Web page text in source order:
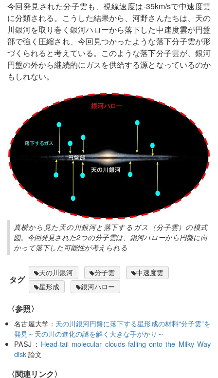
今回発見された分子雲も、視線速度は-35km/sで中速度雲
に分類される。こうした結果から、河野さんたちは、天の
川銀河を取り巻く銀河ハローから落下した中速度雲が円盤
部で強く圧縮され、今回見つかったような落下分子雲が形
づくられると考えている。このような落下分子雲が、銀河
円盤の外から継続的にガスを供給する源となっているのか
もしれない。
真横から見た天の川銀河と落下するガス（分子雲）の模式
図。今回発見された2つの分子雲は、銀河ハローから円盤に向
かって落下した可能性が考えられる
タグ
天の川銀河 分子雲
中速度雲
星形成
銀河ハロー
〈参照〉
名古屋大学： 天の川銀河円盤に落下する星形成の材料“分子雲”を
発見～天の川の進化の謎を解く大きな手がかり～
PASJ： Head-tail molecular clouds falling onto the Milky Way
disk論文
〈関連リンク〉